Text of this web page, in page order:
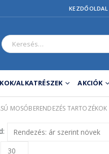
KEZDŐOLDAL
ALKATRÉSZEK AKCIÓK
MOSÓBERENDEZÉS TARTOZÉKOK